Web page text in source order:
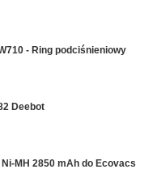
- Ring podciśnieniowy
Deebot
MH 2850 mAh do Ecovacs